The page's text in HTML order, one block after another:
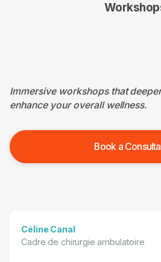
Immersive workshops that
enhance your overall wellness.
Book a
Céline Canal
Cadre de chirurgie ambulatoire